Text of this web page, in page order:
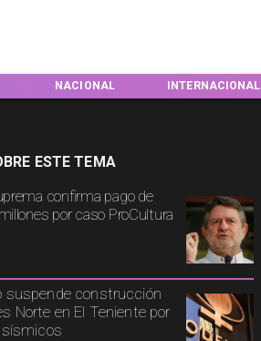
NACIONAL INTERNACIONAL
confirma pago de
por caso ProCultura
suspende construcción
Norte en El Teniente por
ESTE TEMA